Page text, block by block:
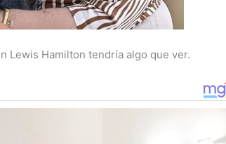
Lewis Hamilton tendría algo que ver.